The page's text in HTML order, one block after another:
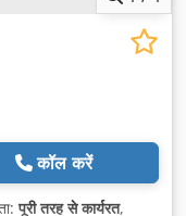
कॉल करें
पूरी तरह से कार्यरत,